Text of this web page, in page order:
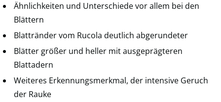
Ähnlichkeiten und Unterschiede vor allem bei den
Blättern
Blattränder vom Rucola deutlich abgerundeter
Blätter größer und heller mit ausgeprägteren
Blattadern
Weiteres Erkennungsmerkmal, der intensive Geruch
der Rauke